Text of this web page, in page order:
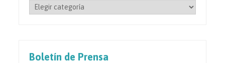
Filtrar
Prensa
Boletín de Prensa